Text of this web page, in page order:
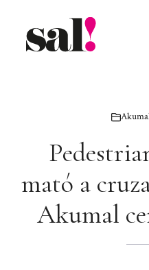
contenido
mató a
Akumal